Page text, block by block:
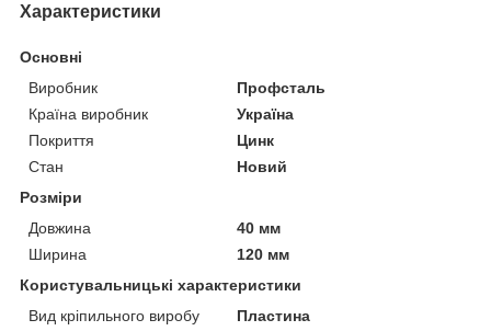
Характеристики
Основні
Виробник
Профсталь
Країна виробник
Україна
Покриття
Цинк
Стан
Новий
Розміри
Довжина
40 мм
Ширина
120 мм
Користувальницькі характеристики
Вид кріпильного виробу
Пластина